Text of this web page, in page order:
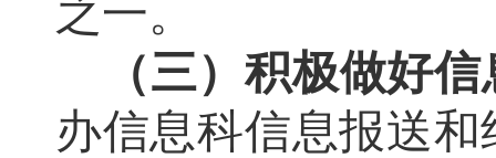
之一。
（三）积极做好
办信息科信息报送